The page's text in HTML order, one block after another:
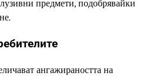
предмети, подобрявайки
ангажираността на